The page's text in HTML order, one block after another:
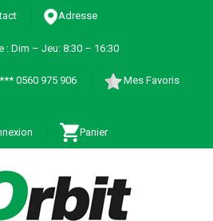
Adresse
: Dim – Jeu: 8:30 – 16:30
0560 975 906 Mes Favoris
Panier